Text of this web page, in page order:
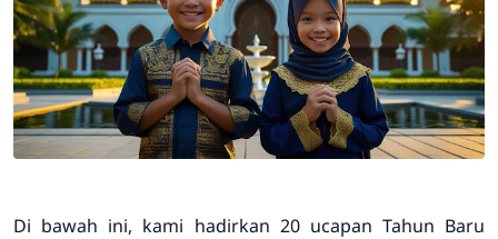
Di bawah ini, kami hadirkan 20 ucapan Tahun Baru